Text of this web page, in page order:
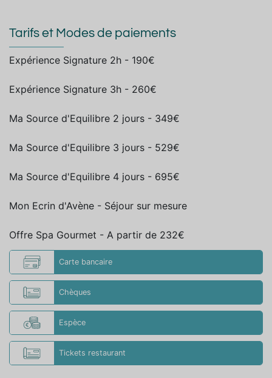
Tarifs et Modes de paiements
Expérience Signature 2h - 190€
Expérience Signature 3h - 260€
Ma Source d'Equilibre 2 jours - 349€
Ma Source d'Equilibre 3 jours - 529€
Ma Source d'Equilibre 4 jours - 695€
Mon Ecrin d'Avène - Séjour sur mesure
Offre Spa Gourmet - A partir de 232€
Carte bancaire
Chèques
Espèce
Tickets restaurant